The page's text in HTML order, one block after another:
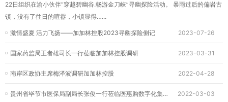
22日组织在渝小伙伴“穿越碧幽谷.畅游金刀峡”寻幽探险活动。 暴雨过后的偏岩古
镇，没有了往日的喧嚣，小镇显得…...
激情盛夏 活力飞扬——加加林控股2023寻幽探险侧记 2023-07-26
国家药监局王者雄司长一行莅临加加林控股调研 2023-03-31
南岸区政协主席梅泽波调研加加林控股 2022-04-28
贵州省毕节市医保局副局长张俊一行莅临医惠购数字化集采保障中心调研指导 2022-03-03